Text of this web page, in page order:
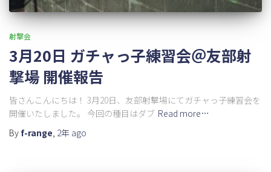
射撃会
3月20日 ガチャっ子練習会＠友部射
撃場 開催報告
皆さんこんにちは！ 3月20日、友部射撃場にてガチャっ子練習会を
開催いたしました。 今回の種目はダブ Read more…
By f-range 2年 ago